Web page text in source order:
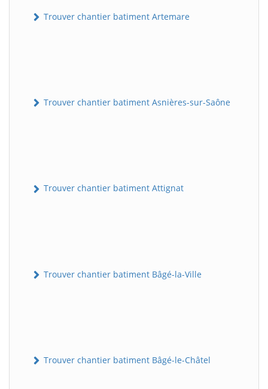
Trouver chantier batiment Artemare
Trouver chantier batiment Asnières-sur-Saône
Trouver chantier batiment Attignat
Trouver chantier batiment Bâgé-la-Ville
Trouver chantier batiment Bâgé-le-Châtel